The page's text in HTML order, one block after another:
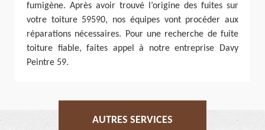
fumigène. Après avoir trouvé l’origine des fuites sur
votre toiture 59590, nos équipes vont procéder aux
réparations nécessaires. Pour une recherche de fuite
toiture fiable, faites appel à notre entreprise Davy
Peintre 59.
AUTRES SERVICES